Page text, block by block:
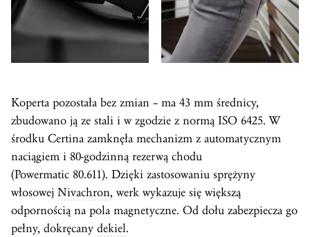
Koperta pozostała bez zmian – ma 43 mm średnicy,
zbudowano ją ze stali i w zgodzie z normą ISO 6425. W
środku Certina zamknęła mechanizm z automatycznym
naciągiem i 80-godzinną rezerwą chodu
(Powermatic 80.611). Dzięki zastosowaniu sprężyny
włosowej Nivachron, werk wykazuje się większą
odpornością na pola magnetyczne. Od dołu zabezpiecza go
pełny, dokręcany dekiel.